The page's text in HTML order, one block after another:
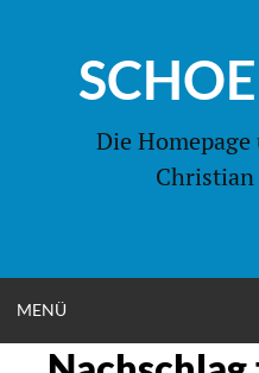
springen
Die
MENÜ